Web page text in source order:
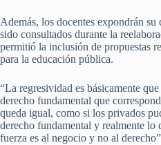
Además, los docentes expondrán su
sido consultados durante la
permitió la inclusión de propuestas
para la educación pública.
“La regresividad es básicamente
derecho fundamental que
queda igual, como si los privados
derecho fundamental y realmente lo
fuerza es al negocio y no al